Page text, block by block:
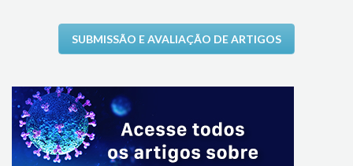
SUBMISSÃO E AVALIAÇÃO DE ARTIGOS